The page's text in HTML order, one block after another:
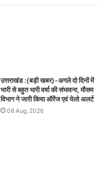
उत्तराखंड :(बड़ी खबर)-अगले दो दिनों में
भारी से बहुत भारी वर्षा की संभावना, मौसम
विभाग ने जारी किया ऑरेंज एवं येलो अलर्ट
08 Aug, 2026